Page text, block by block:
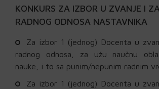
KONKURS ZA IZBOR U ZVANJE I
RADNOG ODNOSA NASTAVNIKA
Za izbor 1 (jednog) Docenta u
radnog odnosa, za užu naučnu
nauke, i to sa punim/nepunim radnim
Za izbor 1 (jednog) Docenta u